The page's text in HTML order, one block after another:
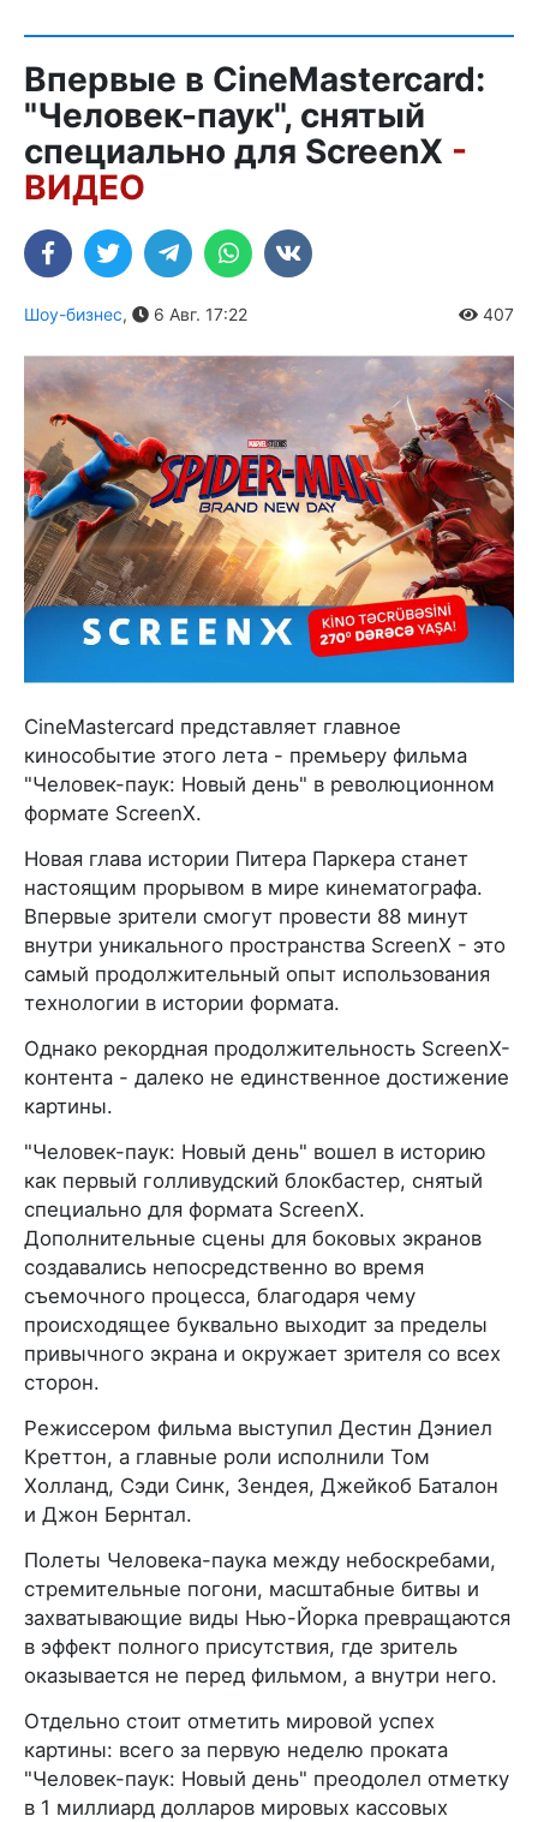
Впервые в CineMastercard:
"Человек-паук", снятый
специально для ScreenX -
ВИДЕО
Шоу-бизнес, 6 Авг. 17:22 407
CineMastercard представляет главное
кинособытие этого лета - премьеру фильма
"Человек-паук: Новый день" в революционном
формате ScreenX.
Новая глава истории Питера Паркера станет
настоящим прорывом в мире кинематографа.
Впервые зрители смогут провести 88 минут
внутри уникального пространства ScreenX - это
самый продолжительный опыт использования
технологии в истории формата.
Однако рекордная продолжительность ScreenX-
контента - далеко не единственное достижение
картины.
"Человек-паук: Новый день" вошел в историю
как первый голливудский блокбастер, снятый
специально для формата ScreenX.
Дополнительные сцены для боковых экранов
создавались непосредственно во время
съемочного процесса, благодаря чему
происходящее буквально выходит за пределы
привычного экрана и окружает зрителя со всех
сторон.
Режиссером фильма выступил Дестин Дэниел
Креттон, а главные роли исполнили Том
Холланд, Сэди Синк, Зендея, Джейкоб Баталон
и Джон Бернтал.
Полеты Человека-паука между небоскребами,
стремительные погони, масштабные битвы и
захватывающие виды Нью-Йорка превращаются
в эффект полного присутствия, где зритель
оказывается не перед фильмом, а внутри него.
Отдельно стоит отметить мировой успех
картины: всего за первую неделю проката
"Человек-паук: Новый день" преодолел отметку
в 1 миллиард долларов мировых кассовых